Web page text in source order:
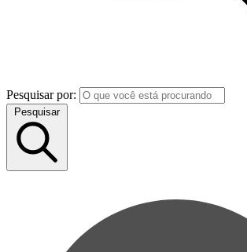
Pesquisar por:
Pesquisar